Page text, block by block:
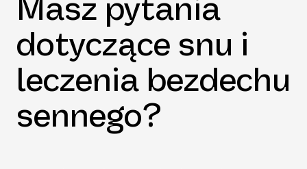
Masz pytania
dotyczące snu i
leczenia bezdechu
sennego?